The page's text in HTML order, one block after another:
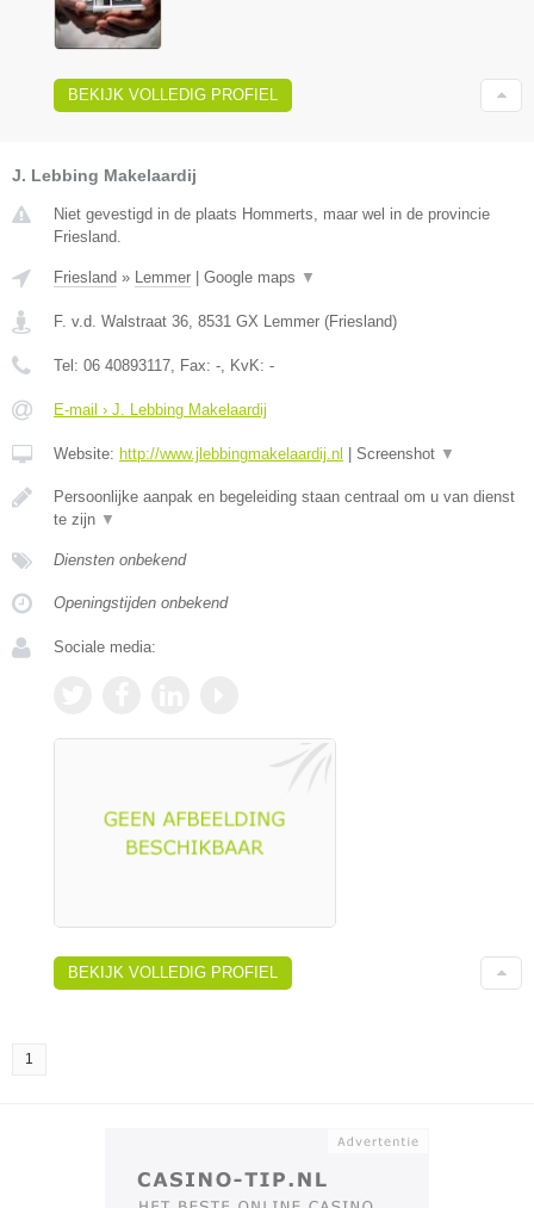
BEKIJK VOLLEDIG PROFIEL
J. Lebbing Makelaardij
Niet gevestigd in de plaats Hommerts, maar wel in de provincie
Friesland.
Friesland » Lemmer Google maps ▼
F. v.d. Walstraat 36 8531 GX Lemmer (Friesland)
Tel: 06 40893117 , Fax: - , KvK: -
E-mail › J. Lebbing Makelaardij
Website: http://www.jlebbingmakelaardij.nl Screenshot ▼
Persoonlijke aanpak en begeleiding staan centraal om u van dienst
te zijn ▼
Diensten onbekend
Openingstijden onbekend
Sociale media:
BEKIJK VOLLEDIG PROFIEL
1